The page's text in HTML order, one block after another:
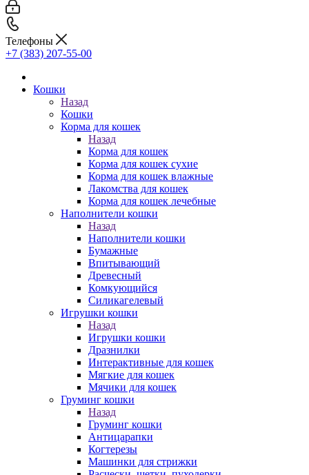
Телефоны
+7 (383) 207-55-00
Кошки
Назад
Кошки
Корма для кошек
Назад
Корма для кошек
Корма для кошек сухие
Корма для кошек влажные
Лакомства для кошек
Корма для кошек лечебные
Наполнители кошки
Назад
Наполнители кошки
Бумажные
Впитывающий
Древесный
Комкующийся
Силикагелевый
Игрушки кошки
Назад
Игрушки кошки
Дразнилки
Интерактивные для кошек
Мягкие для кошек
Мячики для кошек
Груминг кошки
Назад
Груминг кошки
Антицарапки
Когтерезы
Машинки для стрижки